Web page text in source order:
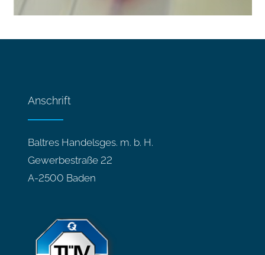
Anschrift
Baltres Handelsges. m. b. H.
Gewerbestraße 22
A-2500 Baden